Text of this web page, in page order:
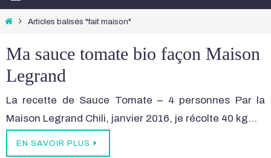
HomeArticles balisés "fait maison"
Ma sauce tomate bio façon Maison
Legrand
La recette de Sauce Tomate – 4 personnes Par la
Maison Legrand Chili, janvier 2016, je récolte 40 kg…
EN SAVOIR PLUS